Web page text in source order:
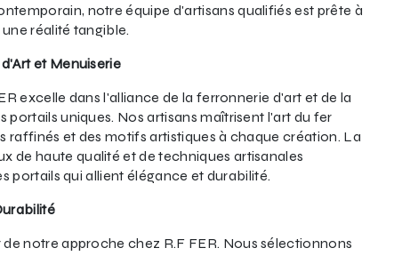
notre équipe d'artisans qualifiés est prête à
réalité tangible.
et Menuiserie
excelle dans l'alliance de la ferronnerie d'art et de la
portails uniques. Nos artisans maîtrisent l'art du fer
raffinés et des motifs artistiques à chaque création. La
de haute qualité et de techniques artisanales
portails qui allient élégance et durabilité.
notre approche chez R.F FER. Nous sélectionnons